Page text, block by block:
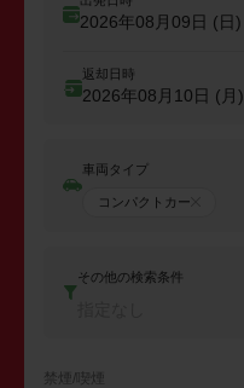
2026年08月09日 (日)
返却日時
2026年08月10日 (月)
車両タイプ
コンパクトカー
その他の検索条件
禁煙/喫煙